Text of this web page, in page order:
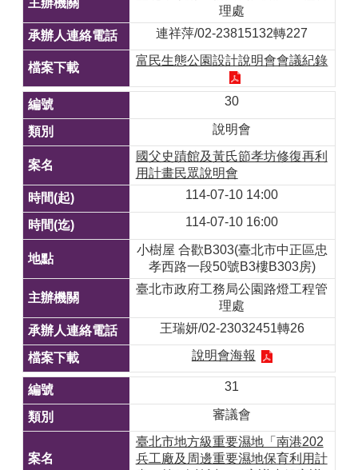
理處
連祥萍/02-23815132轉227
富民生態公園設計說明會會議紀錄
30
說明會
國父史蹟館及黃氏節孝坊修復再利
用計畫民眾說明會
114-07-10 14:00
114-07-10 16:00
小樹屋 合歡B303(臺北市中正區忠
孝西路一段50號B3樓B303房)
臺北市政府工務局公園路燈工程管
理處
王瑞妍/02-23032451轉26
說明會海報
31
審議會
臺北市地方級重要濕地「南港202
兵工廠及周邊重要濕地保育利用計